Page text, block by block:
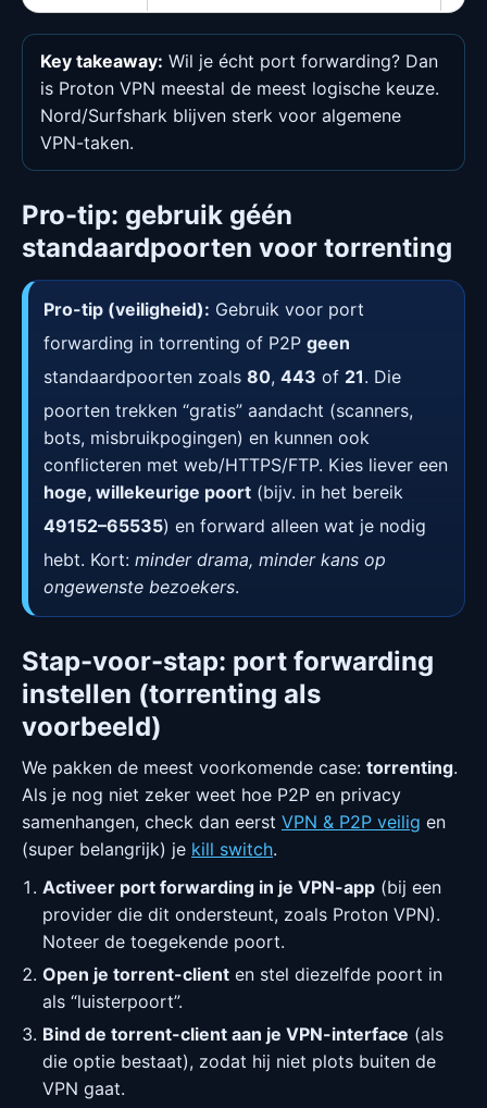
Key takeaway: Wil je écht port forwarding? Dan
is Proton VPN meestal de meest logische keuze.
Nord/Surfshark blijven sterk voor algemene
VPN-taken.
Pro-tip: gebruik géén
standaardpoorten voor torrenting
Pro-tip (veiligheid): Gebruik voor port
forwarding in torrenting of P2P geen
standaardpoorten zoals 80, 443 of 21. Die
poorten trekken “gratis” aandacht (scanners,
bots, misbruikpogingen) en kunnen ook
conflicteren met web/HTTPS/FTP. Kies liever een
hoge, willekeurige poort (bijv. in het bereik
49152–65535) en forward alleen wat je nodig
hebt. Kort: minder drama, minder kans op
ongewenste bezoekers.
Stap-voor-stap: port forwarding
instellen (torrenting als
voorbeeld)
We pakken de meest voorkomende case: torrenting.
Als je nog niet zeker weet hoe P2P en privacy
samenhangen, check dan eerst VPN & P2P veilig en
(super belangrijk) je kill switch.
Activeer port forwarding in je VPN-app (bij een
provider die dit ondersteunt, zoals Proton VPN).
Noteer de toegekende poort.
Open je torrent-client en stel diezelfde poort in
als “luisterpoort”.
Bind de torrent-client aan je VPN-interface (als
die optie bestaat), zodat hij niet plots buiten de
VPN gaat.